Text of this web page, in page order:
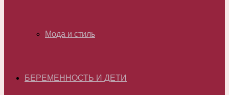
Мода и стиль
БЕРЕМЕННОСТЬ И ДЕТИ